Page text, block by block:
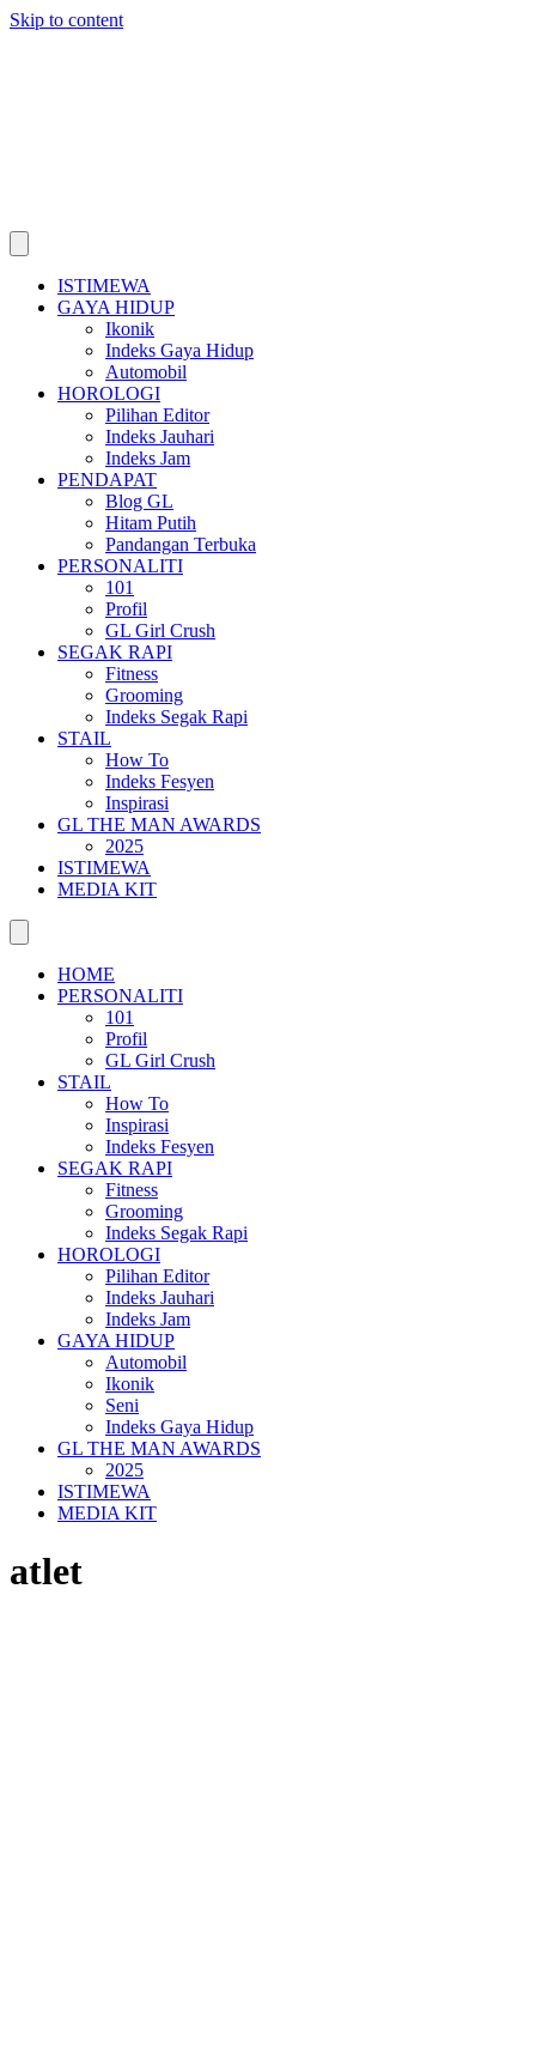
Skip to content
ISTIMEWA
GAYA HIDUP
Ikonik
Indeks Gaya Hidup
Automobil
HOROLOGI
Pilihan Editor
Indeks Jauhari
Indeks Jam
PENDAPAT
Blog GL
Hitam Putih
Pandangan Terbuka
PERSONALITI
101
Profil
GL Girl Crush
SEGAK RAPI
Fitness
Grooming
Indeks Segak Rapi
STAIL
How To
Indeks Fesyen
Inspirasi
GL THE MAN AWARDS
2025
ISTIMEWA
MEDIA KIT
HOME
PERSONALITI
101
Profil
GL Girl Crush
STAIL
How To
Inspirasi
Indeks Fesyen
SEGAK RAPI
Fitness
Grooming
Indeks Segak Rapi
HOROLOGI
Pilihan Editor
Indeks Jauhari
Indeks Jam
GAYA HIDUP
Automobil
Ikonik
Seni
Indeks Gaya Hidup
GL THE MAN AWARDS
2025
ISTIMEWA
MEDIA KIT
atlet